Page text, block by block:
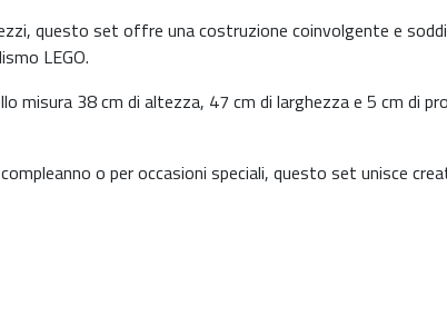
questo set offre una costruzione coinvolgente e
LEGO.
misura 38 cm di altezza, 47 cm di larghezza e 5 cm di
o per occasioni speciali, questo set unisce